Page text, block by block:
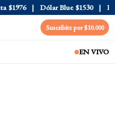
$1976 Dólar Blue $1530
Suscribite por $10.000
EN VIVO